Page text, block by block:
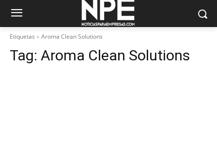
Etiquetas Aroma Clean Solutions
Tag: Aroma Clean Solutions